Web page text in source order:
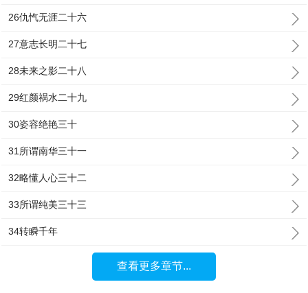
26仇忾无涯二十六
27意志长明二十七
28未来之影二十八
29红颜祸水二十九
30姿容绝艳三十
31所谓南华三十一
32略懂人心三十二
33所谓纯美三十三
34转瞬千年
查看更多章节...